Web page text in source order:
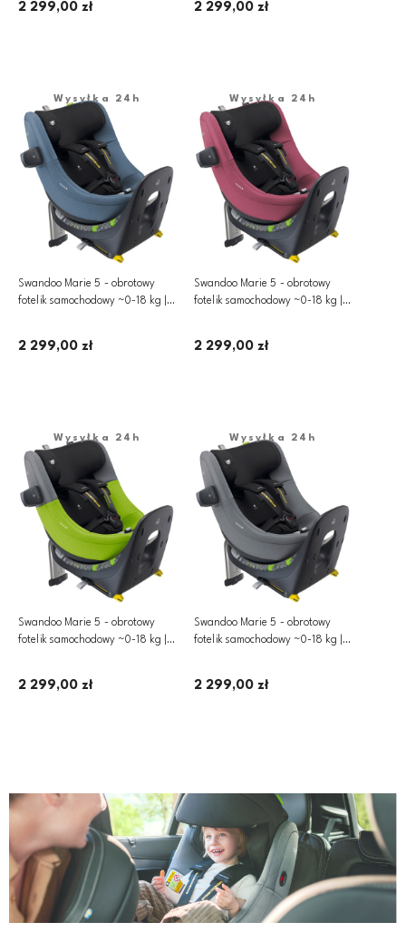
2 299,00 zł 2 299,00 zł
Swandoo Marie 5 - obrotowy
fotelik samochodowy ~0-18 kg |
2 299,00 zł
Wysyłka 24h
Swandoo Marie 5 - obrotowy
fotelik samochodowy ~0-18 kg |
2 299,00 zł
Wysyłka 24h
Swandoo Marie 5 - obrotowy
fotelik samochodowy ~0-18 kg |
2 299,00 zł
Wysyłka 24h
Swandoo Marie 5 - obrotowy
fotelik samochodowy ~0-18 kg |
2 299,00 zł
Wysyłka 24h